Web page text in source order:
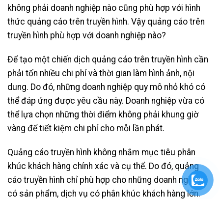
không phải doanh nghiệp nào cũng phù hợp với hình
thức quảng cáo trên truyền hình. Vậy quảng cáo trên
truyền hình phù hợp với doanh nghiệp nào?
Để tạo một chiến dịch quảng cáo trên truyền hình cần
phải tốn nhiều chi phí và thời gian làm hình ảnh, nội
dung. Do đó, những doanh nghiệp quy mô nhỏ khó có
thể đáp ứng được yêu cầu này. Doanh nghiệp vừa có
thể lựa chọn những thời điểm không phải khung giờ
vàng để tiết kiệm chi phí cho mỗi lần phát.
Quảng cáo truyền hình không nhắm mục tiêu phân
khúc khách hàng chính xác và cụ thể. Do đó, quảng
cáo truyền hình chỉ phù hợp cho những doanh nghiệp
có sản phẩm, dịch vụ có phân khúc khách hàng lớn.